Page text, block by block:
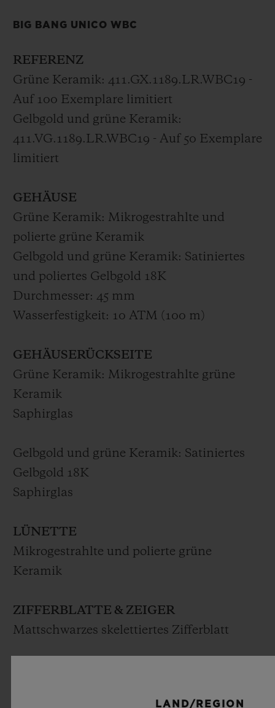
18k Gold in das grüne Keramikgehäuse
Alle Boxchampions erhielten die Big Bang
Unico WBC mit dem grünen
Keramikgehäuse als Geschenk.
BIG BANG UNICO WBC
REFERENZ
Grüne Keramik: 411.GX.1189.LR.WBC19 -
Auf 100 Exemplare limitiert
Gelbgold und grüne Keramik:
411.VG.1189.LR.WBC19 - Auf 50 Exemplare
limitiert
GEHÄUSE
Grüne Keramik: Mikrogestrahlte und
polierte grüne Keramik
Gelbgold und grüne Keramik: Satiniertes
und poliertes Gelbgold 18K
Durchmesser: 45 mm
Wasserfestigkeit: 10 ATM (100 m)
GEHÄUSERÜCKSEITE
Grüne Keramik: Mikrogestrahlte grüne
Keramik
Saphirglas
Gelbgold und grüne Keramik: Satiniertes
Gelbgold 18K
Saphirglas
LÜNETTE
Mikrogestrahlte und polierte grüne
Keramik
ZIFFERBLATTE & ZEIGER
Mattschwarzes skelettiertes Zifferblatt
LAND/REGION